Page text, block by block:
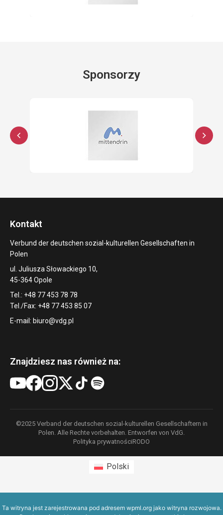
Sponsorzy
Kontakt
Verbund der deutschen sozial-kulturellen Gesellschaften in
Polen
ul. Juliusza Słowackiego 10,
45-364 Opole
Tel.: +48 77 453 78 78
Tel./Fax: +48 77 453 85 07
E-mail: biuro@vdg.pl
Znajdziesz nas również na:
©2025 Verband der deutschen sozial-kulturellen Gesellschaftern in
Polen. Alle Rechte vorbehalten. Entworfen von VdG.
Polityka prywatnościRODO
Polski
Ta witryna jest zarejestrowana pod adresem wpml.orgjako witryna rozwojowa.